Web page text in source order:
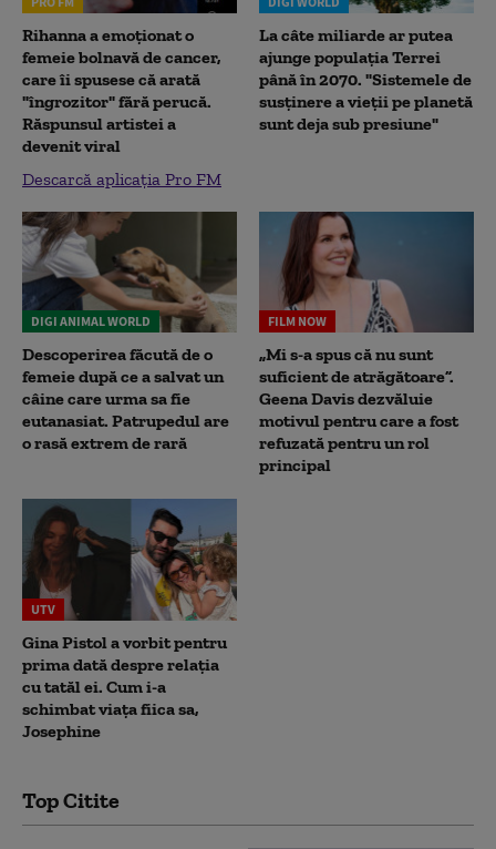
Rihanna a emoționat o
femeie bolnavă de cancer,
care îi spusese că arată
"îngrozitor" fără perucă.
Răspunsul artistei a
devenit viral
Descarcă aplicația Pro FM
La câte miliarde ar putea
ajunge populația Terrei
până în 2070. "Sistemele de
susținere a vieții pe planetă
sunt deja sub presiune"
DIGI ANIMAL WORLD
Descoperirea făcută de o
femeie după ce a salvat un
câine care urma sa fie
eutanasiat. Patrupedul are
o rasă extrem de rară
FILM NOW
„Mi s-a spus că nu sunt
suficient de atrăgătoare”.
Geena Davis dezvăluie
motivul pentru care a fost
refuzată pentru un rol
principal
UTV
Gina Pistol a vorbit pentru
prima dată despre relația
cu tatăl ei. Cum i-a
schimbat viața fiica sa,
Josephine
Top Citite